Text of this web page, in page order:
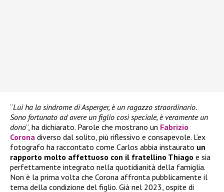
“Lui ha la sindrome di Asperger, è un ragazzo straordinario.
Sono fortunato ad avere un figlio così speciale, è veramente un
dono“, ha dichiarato. Parole che mostrano un Fabrizio
Corona diverso dal solito, più riflessivo e consapevole. L’ex
fotografo ha raccontato come Carlos abbia instaurato un
rapporto molto affettuoso con il fratellino Thiago e sia
perfettamente integrato nella quotidianità della famiglia.
Non è la prima volta che Corona affronta pubblicamente il
tema della condizione del figlio. Già nel 2023, ospite di